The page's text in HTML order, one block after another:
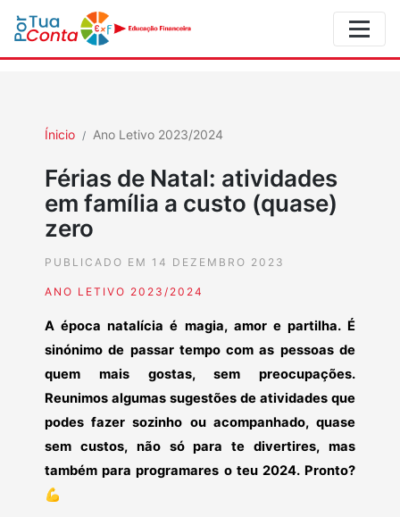
Ínicio Ano Letivo 2023/2024
Férias de Natal: atividades
em família a custo (quase)
zero
PUBLICADO EM 14 DEZEMBRO 2023
ANO LETIVO 2023/2024
A época natalícia é magia, amor e partilha. É
sinónimo de passar tempo com as pessoas de
quem mais gostas, sem preocupações.
Reunimos algumas sugestões de atividades que
podes fazer sozinho ou acompanhado, quase
sem custos, não só para te divertires, mas
também para programares o teu 2024. Pronto?
💪